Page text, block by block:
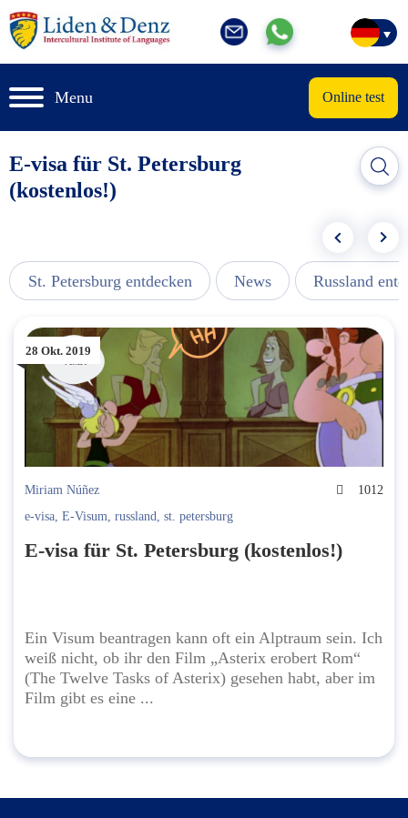
Menu Online test
E-visa für St. Petersburg
(kostenlos!)
St. Petersburg entdecken News Russland
28 Okt. 2019
Miriam Núñez
1012
e-visa, E-Visum, russland, st. petersburg
E-visa für St. Petersburg (kostenlos!)
Ein Visum beantragen kann oft ein Alptraum sein. Ich
weiß nicht, ob ihr den Film „Asterix erobert Rom“
(The Twelve Tasks of Asterix) gesehen habt, aber im
Film gibt es eine ...